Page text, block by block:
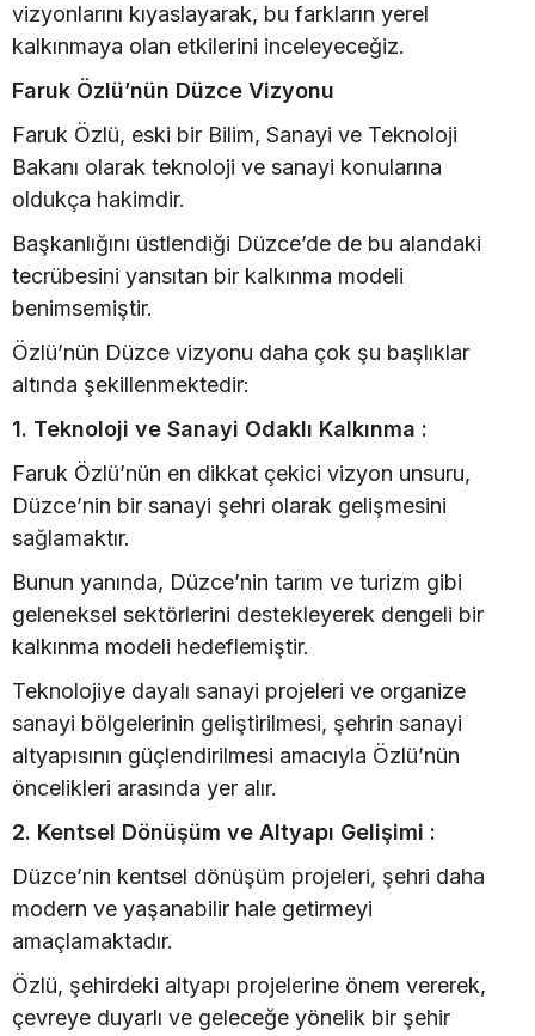
vizyonlarını kıyaslayarak, bu farkların yerel
kalkınmaya olan etkilerini inceleyeceğiz.
Faruk Özlü’nün Düzce Vizyonu
Faruk Özlü, eski bir Bilim, Sanayi ve Teknoloji
Bakanı olarak teknoloji ve sanayi konularına
oldukça hakimdir.
Başkanlığını üstlendiği Düzce’de de bu alandaki
tecrübesini yansıtan bir kalkınma modeli
benimsemiştir.
Özlü’nün Düzce vizyonu daha çok şu başlıklar
altında şekillenmektedir:
1. Teknoloji ve Sanayi Odaklı Kalkınma :
Faruk Özlü’nün en dikkat çekici vizyon unsuru,
Düzce’nin bir sanayi şehri olarak gelişmesini
sağlamaktır.
Bunun yanında, Düzce’nin tarım ve turizm gibi
geleneksel sektörlerini destekleyerek dengeli bir
kalkınma modeli hedeflemiştir.
Teknolojiye dayalı sanayi projeleri ve organize
sanayi bölgelerinin geliştirilmesi, şehrin sanayi
altyapısının güçlendirilmesi amacıyla Özlü’nün
öncelikleri arasında yer alır.
2. Kentsel Dönüşüm ve Altyapı Gelişimi :
Düzce’nin kentsel dönüşüm projeleri, şehri daha
modern ve yaşanabilir hale getirmeyi
amaçlamaktadır.
Özlü, şehirdeki altyapı projelerine önem vererek,
çevreye duyarlı ve geleceğe yönelik bir şehir